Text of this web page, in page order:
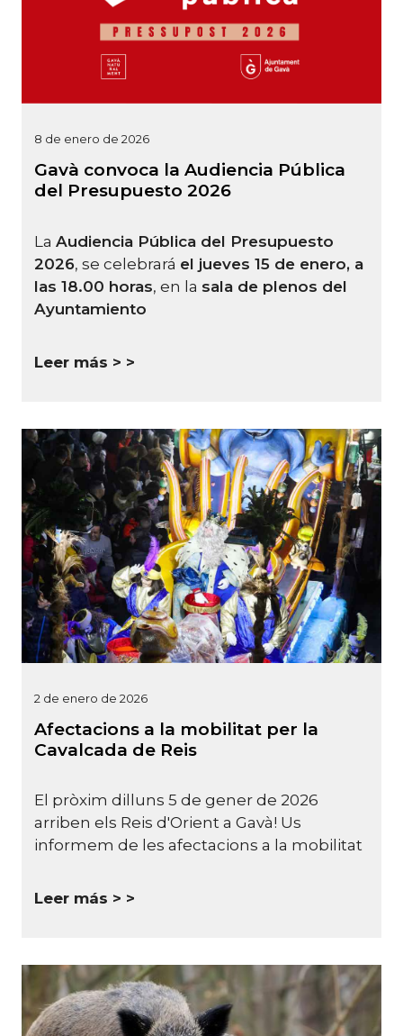
8 de enero de 2026
Gavà convoca la Audiencia Pública
del Presupuesto 2026
La Audiencia Pública del Presupuesto
2026, se celebrará el jueves 15 de enero, a
las 18.00 horas, en la sala de plenos del
Ayuntamiento
Leer más >
2 de enero de 2026
Afectacions a la mobilitat per la
Cavalcada de Reis
El pròxim dilluns 5 de gener de 2026
arriben els Reis d'Orient a Gavà! Us
informem de les afectacions a la mobilitat
Leer más >